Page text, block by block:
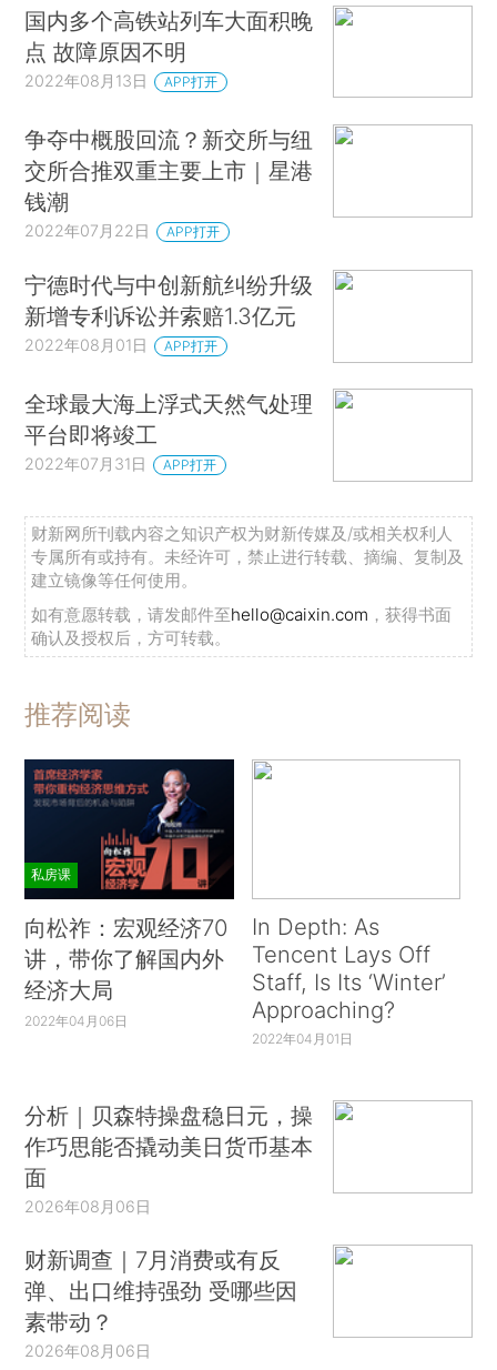
国内多个高铁站列车大面积晚
点 故障原因不明
2022年08月13日 APP打开
争夺中概股回流？新交所与纽
交所合推双重主要上市｜星港
钱潮
2022年07月22日 APP打开
宁德时代与中创新航纠纷升级
新增专利诉讼并索赔1.3亿元
2022年08月01日 APP打开
全球最大海上浮式天然气处理
平台即将竣工
2022年07月31日 APP打开
财新网所刊载内容之知识产权为财新传媒及/或相关权利人
专属所有或持有。未经许可，禁止进行转载、摘编、复制及
建立镜像等任何使用。
如有意愿转载，请发邮件至hello@caixin.com ，获得书面
确认及授权后，方可转载。
推荐阅读
私房课
向松祚：宏观经济70
讲，带你了解国内外
经济大局
2022年04月06日
In Depth: As
Tencent Lays Off
Staff, Is Its ‘Winter’
Approaching?
2022年04月01日
分析｜贝森特操盘稳日元，操
作巧思能否撬动美日货币基本
面
2026年08月06日
财新调查｜7月消费或有反
弹、出口维持强劲 受哪些因
素带动？
2026年08月06日